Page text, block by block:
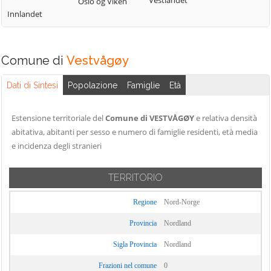
Innlandet
Comune di Vestvågøy
Dati di Sintesi Popolazione Famiglie Età
Estensione territoriale delComune di VESTVÅGØYe relativa densità
abitativa, abitanti per sesso e numero di famiglie residenti, età media
e incidenza degli stranieri
TERRITORIO
Regione Nord-Norge
Provincia Nordland
Sigla Provincia Nordland
Frazioni nel comune 0